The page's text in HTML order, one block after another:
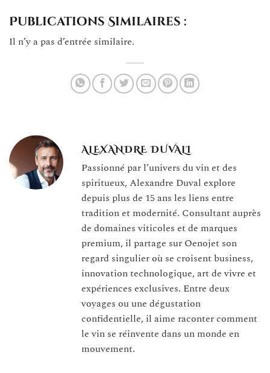
Publications Similaires :
Il n’y a pas d’entrée similaire.
ALEXANDRE DUVALI
Passionné par l’univers du vin et des
spiritueux, Alexandre Duval explore
depuis plus de 15 ans les liens entre
tradition et modernité. Consultant auprès
de domaines viticoles et de marques
premium, il partage sur Oenojet son
regard singulier où se croisent business,
innovation technologique, art de vivre et
expériences exclusives. Entre deux
voyages ou une dégustation
confidentielle, il aime raconter comment
le vin se réinvente dans un monde en
mouvement.